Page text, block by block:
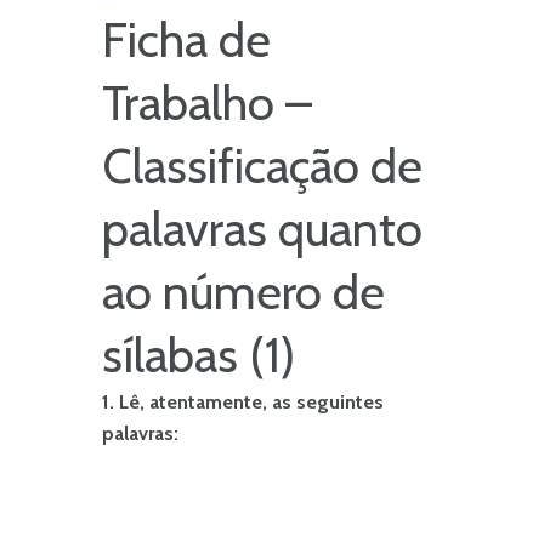
Ficha de
Trabalho –
Classificação de
palavras quanto
ao número de
sílabas (1)
1. Lê, atentamente, as seguintes
palavras: